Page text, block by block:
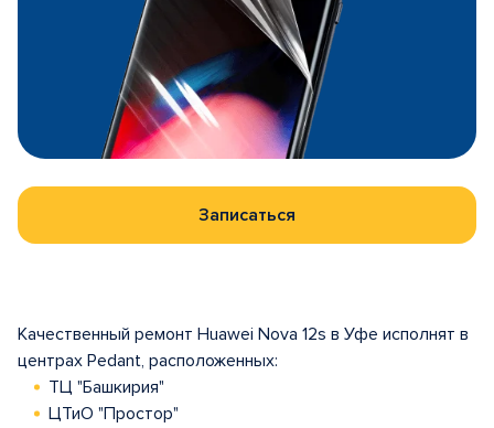
Записаться
Качественный ремонт Huawei Nova 12s в Уфе исполнят в
центрах Pedant, расположенных:
ТЦ "Башкирия"
ЦТиО "Простор"